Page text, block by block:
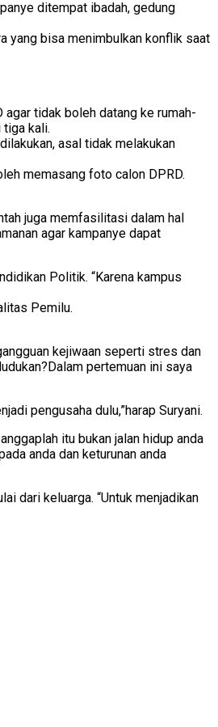
ditempat ibadah, gedung
yang bisa menimbulkan konflik saat
tidak boleh datang ke rumah-
tiga kali.
asal tidak melakukan
memasang foto calon DPRD.
juga memfasilitasi dalam hal
agar kampanye dapat
Politik. “Karena kampus
Pemilu.
kejiwaan seperti stres dan
pertemuan ini saya
pengusaha dulu,”harap Suryani.
itu bukan jalan hidup anda
anda dan keturunan anda
dari keluarga. “Untuk menjadikan